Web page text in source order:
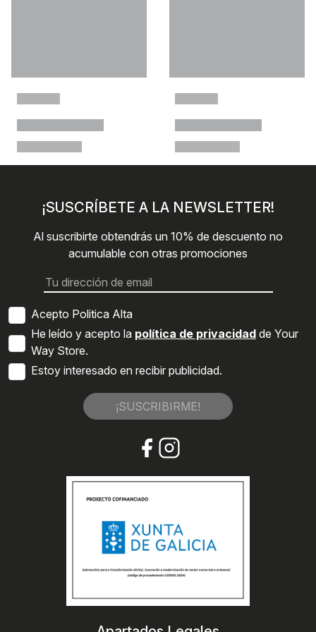
¡SUSCRÍBETE A LA NEWSLETTER!
Al suscribirte obtendrás un 10% de descuento no
acumulable con otras promociones
Acepto Politica Alta
He leído y acepto la política de privacidad de Your
Way Store.
Estoy interesado en recibir publicidad.
¡SUSCRIBIRME!